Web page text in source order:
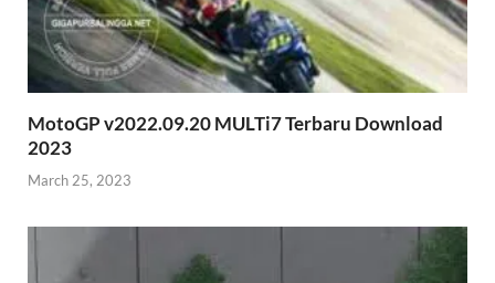
MotoGP v2022.09.20 MULTi7 Terbaru Download
2023
March 25, 2023